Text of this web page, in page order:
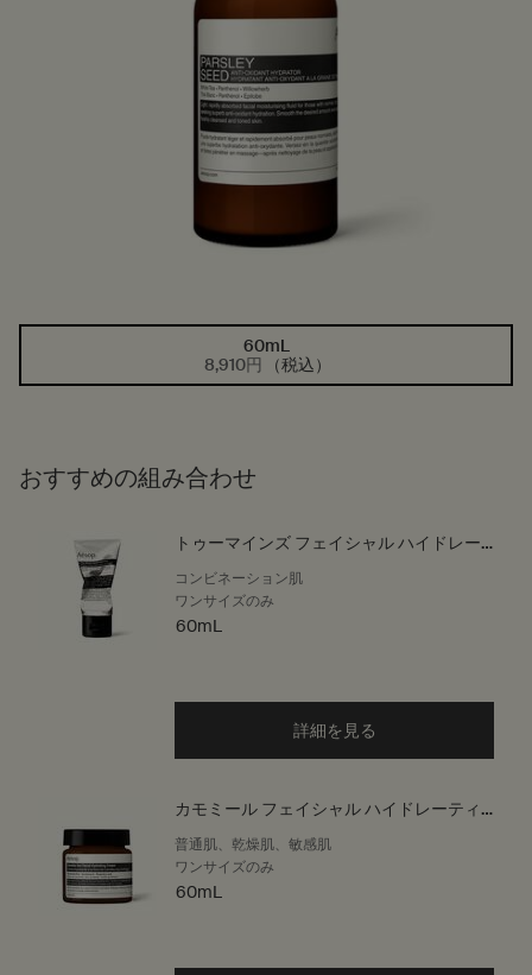
選択済み
60mL
8,910円
（税込）
, 1/1
おすすめの組み合わせ
トゥーマインズ フェイシャル ハイドレー
コンビネーション肌
ワンサイズのみ
60mL
詳細を見る
カモミール フェイシャル ハイドレーティ
ング クリーム
普通肌、乾燥肌、敏感肌
ワンサイズのみ
60mL